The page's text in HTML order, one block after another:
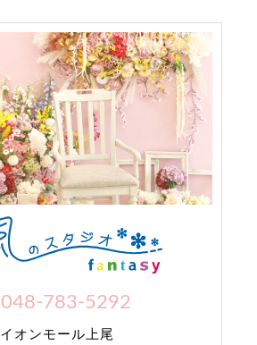
048-783-5292
イオンモール上尾